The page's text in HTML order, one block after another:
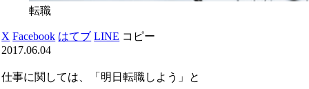
転職
X Facebook はてブ LINE コピー
2017.06.04
仕事に関しては、「明日転職しよう」と